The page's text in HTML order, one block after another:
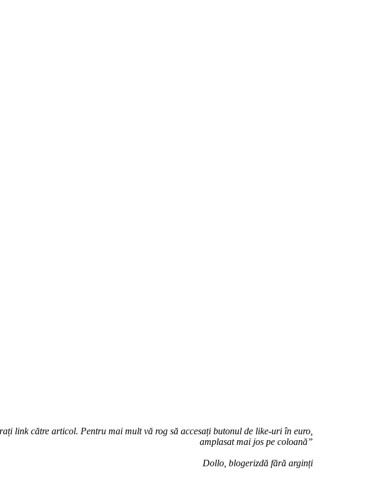
link către articol. Pentru mai mult vă rog să accesați butonul de like-uri în euro,
amplasat mai jos pe coloană”
Dollo, blogerizdă fără arginți